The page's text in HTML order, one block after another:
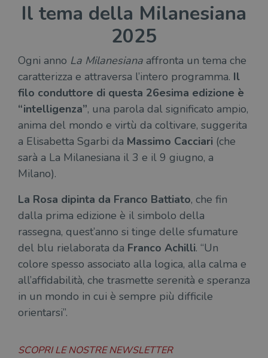
Il tema della Milanesiana
2025
Ogni anno La Milanesiana affronta un tema che
caratterizza e attraversa l’intero programma. Il
filo conduttore di questa 26esima edizione è
“intelligenza”, una parola dal significato ampio,
anima del mondo e virtù da coltivare, suggerita
a Elisabetta Sgarbi da Massimo Cacciari (che
sarà a La Milanesiana il 3 e il 9 giugno, a
Milano).
La Rosa dipinta da Franco Battiato, che fin
dalla prima edizione è il simbolo della
rassegna, quest’anno si tinge delle sfumature
del blu rielaborata da Franco Achilli. “Un
colore spesso associato alla logica, alla calma e
all’affidabilità, che trasmette serenità e speranza
in un mondo in cui è sempre più difficile
orientarsi”.
SCOPRI LE NOSTRE NEWSLETTER